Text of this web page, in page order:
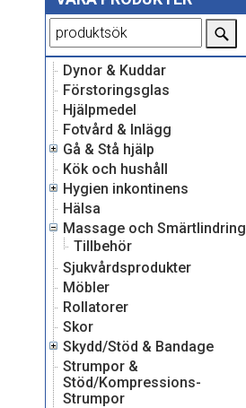
Dynor & Kuddar
Förstoringsglas
Hjälpmedel
Fotvård & Inlägg
Gå & Stå hjälp
Kök och hushåll
Hygien inkontinens
Hälsa
Massage och Smärtlindring
Tillbehör
Sjukvårdsprodukter
Möbler
Rollatorer
Skor
Skydd/Stöd & Bandage
Strumpor &
Stöd/Kompressions-
Strumpor